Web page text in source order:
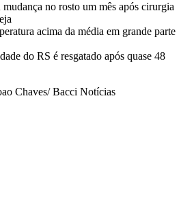
no rosto um mês após cirurgia
acima da média em grande parte
do RS é resgatado após quase 48
Chaves/ Bacci Notícias